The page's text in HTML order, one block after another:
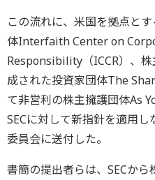
この流れに、米国を拠点と
体Interfaith Center on
Responsibility（ICCR）、
成された投資家団体The
て非営利の株主擁護団体As
SECに対して新指針を適用
委員会に送付した。
書簡の提出者らは、SECか